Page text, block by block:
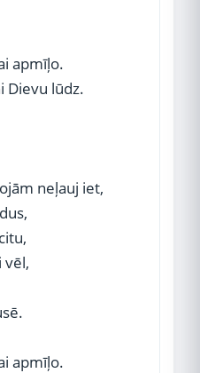
apmīļo.
Dievu lūdz.
neļauj iet,
vēl,
apmīļo.